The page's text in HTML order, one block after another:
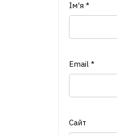
Ім'я *
Email *
Сайт